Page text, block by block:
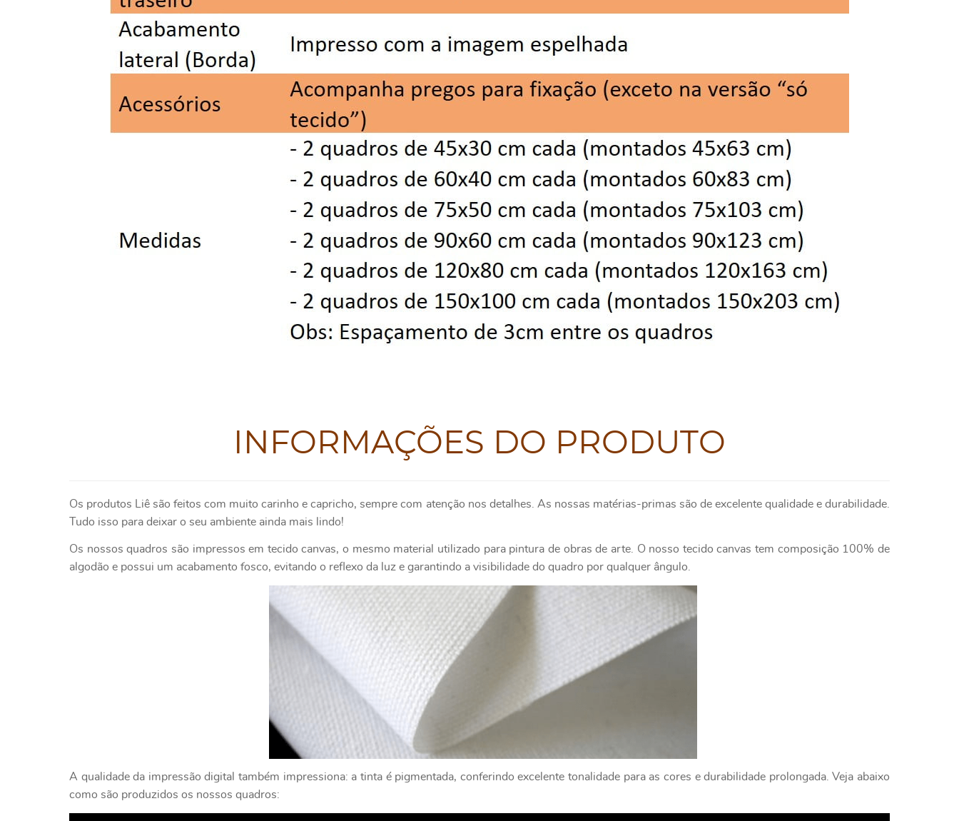
INFORMAÇÕES DO PRODUTO
Os produtos Liê são feitos com muito carinho e capricho, sempre com atenção nos detalhes. As nossas matérias-primas são de excelente qualidade e durabilidade.
Tudo isso para deixar o seu ambiente ainda mais lindo!
Os nossos quadros são impressos em tecido canvas, o mesmo material utilizado para pintura de obras de arte. O nosso tecido canvas tem composição 100% de
algodão e possui um acabamento fosco, evitando o reflexo da luz e garantindo a visibilidade do quadro por qualquer ângulo.
A qualidade da impressão digital também impressiona: a tinta é pigmentada, conferindo excelente tonalidade para as cores e durabilidade prolongada. Veja abaixo
como são produzidos os nossos quadros: